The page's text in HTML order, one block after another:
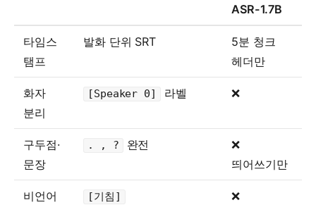
ASR-1.7B
타임스
탬프
발화 단위 SRT
5분 청크
헤더만
화자
분리
[Speaker 0] 라벨 ❌
구두점·
문장
. , ? 완전
❌
띄어쓰기만
비언어
[기침] ❌